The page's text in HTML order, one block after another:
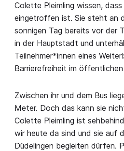
Colette Pleimling wissen,
eingetroffen ist. Sie steht an
sonnigen Tag bereits vor der
in der Hauptstadt und
Teilnehmer*innen eines
Barrierefreiheit im öffentlichen
Zwischen ihr und dem Bus
Meter. Doch das kann sie
Colette Pleimling ist
wir heute da sind und sie auf
Düdelingen begleiten dürfen.